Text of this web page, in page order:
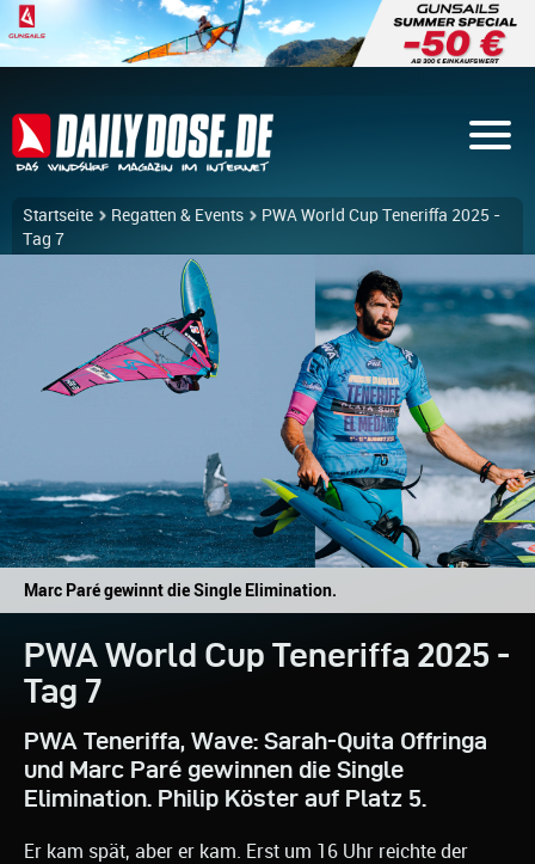
Startseite Regatten & Events
PWA World Cup Teneriffa 2025 -
Tag 7
Marc Paré gewinnt die Single Elimination.
PWA World Cup Teneriffa 2025 -
Tag 7
PWA Teneriffa, Wave: Sarah-Quita Offringa
und Marc Paré gewinnen die Single
Elimination. Philip Köster auf Platz 5.
Er kam spät, aber er kam. Erst um 16 Uhr reichte der